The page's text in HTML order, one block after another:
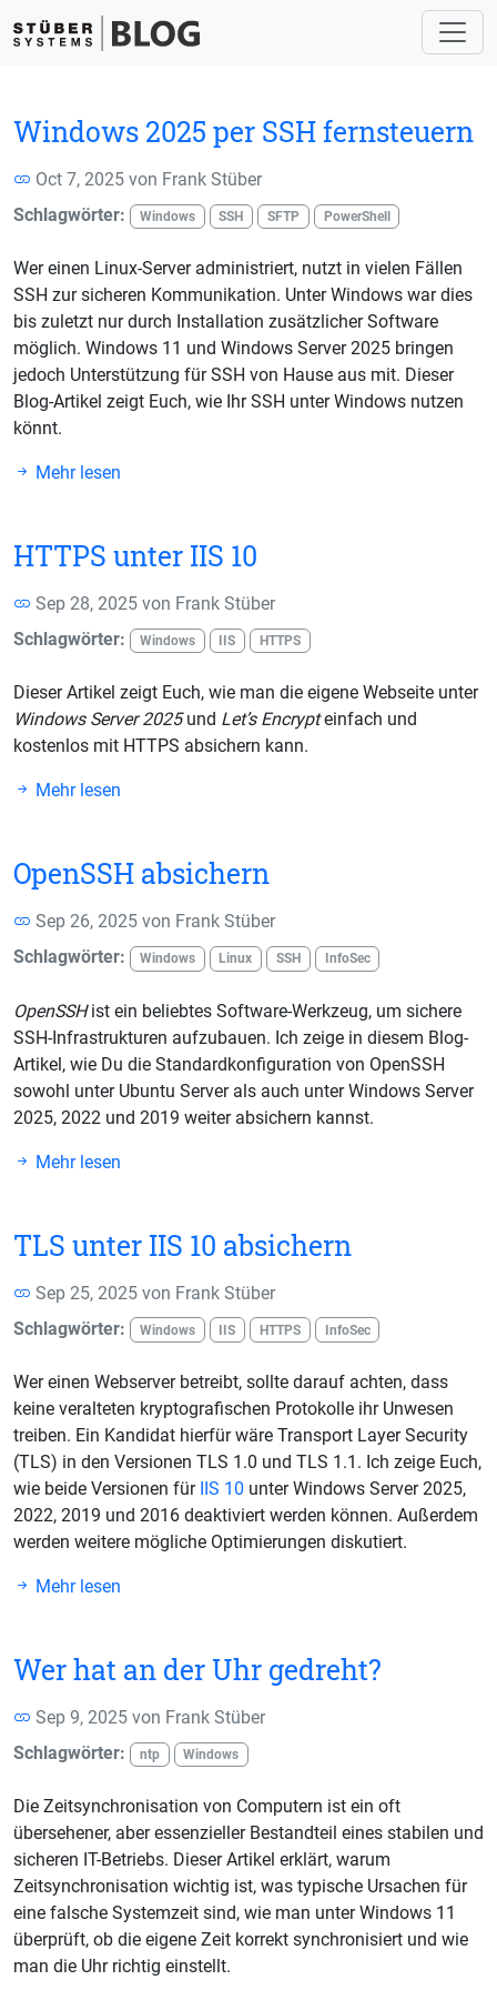
Windows 2025 per SSH fernsteuern
Oct 7, 2025 von Frank Stüber
Schlagwörter:
Windows SSH SFTP PowerShell
Wer einen Linux-Server administriert, nutzt in vielen Fällen
SSH zur sicheren Kommunikation. Unter Windows war dies
bis zuletzt nur durch Installation zusätzlicher Software
möglich. Windows 11 und Windows Server 2025 bringen
jedoch Unterstützung für SSH von Hause aus mit. Dieser
Blog-Artikel zeigt Euch, wie Ihr SSH unter Windows nutzen
könnt.
Mehr lesen
HTTPS unter IIS 10
Sep 28, 2025 von Frank Stüber
Schlagwörter:
Windows IIS HTTPS
Dieser Artikel zeigt Euch, wie man die eigene Webseite unter
Windows Server 2025und Let’s Encrypteinfach und
kostenlos mit HTTPS absichern kann.
Mehr lesen
OpenSSH absichern
Sep 26, 2025 von Frank Stüber
Schlagwörter:
Windows Linux SSH InfoSec
OpenSSHist ein beliebtes Software-Werkzeug, um sichere
SSH-Infrastrukturen aufzubauen. Ich zeige in diesem Blog-
Artikel, wie Du die Standardkonfiguration von OpenSSH
sowohl unter Ubuntu Server als auch unter Windows Server
2025, 2022 und 2019 weiter absichern kannst.
Mehr lesen
TLS unter IIS 10 absichern
Sep 25, 2025 von Frank Stüber
Schlagwörter:
Windows IIS HTTPS InfoSec
Wer einen Webserver betreibt, sollte darauf achten, dass
keine veralteten kryptografischen Protokolle ihr Unwesen
treiben. Ein Kandidat hierfür wäre Transport Layer Security
(TLS) in den Versionen TLS 1.0 und TLS 1.1. Ich zeige Euch,
wie beide Versionen für IIS 10 unter Windows Server 2025,
2022, 2019 und 2016 deaktiviert werden können. Außerdem
werden weitere mögliche Optimierungen diskutiert.
Mehr lesen
Wer hat an der Uhr gedreht?
Sep 9, 2025 von Frank Stüber
Schlagwörter:
ntp Windows
Die Zeitsynchronisation von Computern ist ein oft
übersehener, aber essenzieller Bestandteil eines stabilen und
sicheren IT-Betriebs. Dieser Artikel erklärt, warum
Zeitsynchronisation wichtig ist, was typische Ursachen für
eine falsche Systemzeit sind, wie man unter Windows 11
überprüft, ob die eigene Zeit korrekt synchronisiert und wie
man die Uhr richtig einstellt.